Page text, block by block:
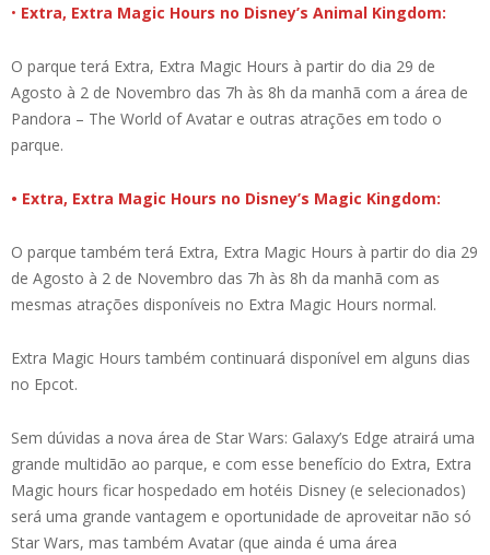
• Extra, Extra Magic Hours no Disney’s Animal Kingdom:
O parque terá Extra, Extra Magic Hours à partir do dia 29 de
Agosto à 2 de Novembro das 7h às 8h da manhã com a área de
Pandora – The World of Avatar e outras atrações em todo o
parque.
• Extra, Extra Magic Hours no Disney’s Magic Kingdom:
O parque também terá Extra, Extra Magic Hours à partir do dia 29
de Agosto à 2 de Novembro das 7h às 8h da manhã com as
mesmas atrações disponíveis no Extra Magic Hours normal.
Extra Magic Hours também continuará disponível em alguns dias
no Epcot.
Sem dúvidas a nova área de Star Wars: Galaxy’s Edge atrairá uma
grande multidão ao parque, e com esse benefício do Extra, Extra
Magic hours ficar hospedado em hotéis Disney (e selecionados)
será uma grande vantagem e oportunidade de aproveitar não só
Star Wars, mas também Avatar (que ainda é uma área